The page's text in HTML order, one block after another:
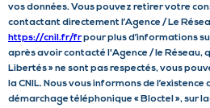
S
R
D
O
N
vos données. Vous pouvez retirer votre
contactant directement l’Agence / Le
https://cnil.fr/frpour plus d’informations
après avoir contacté l'Agence / le Réseau,
Libertés » ne sont pas respectés, vous
la CNIL. Nous vous informons de
démarchage téléphonique « Bloctel », sur